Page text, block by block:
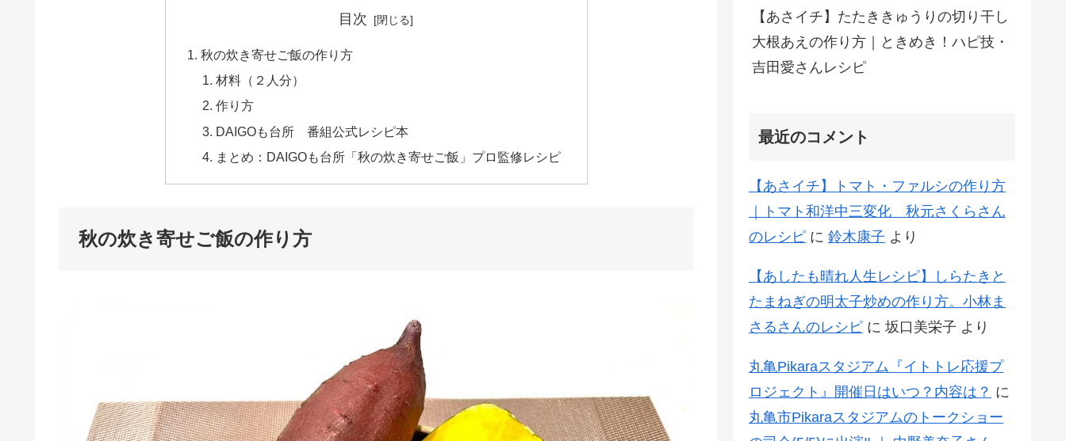
目次
秋の炊き寄せご飯の作り方
材料（２人分）
作り方
DAIGOも台所 番組公式レシピ本
まとめ：DAIGOも台所「秋の炊き寄せご飯」プロ監修レシピ
秋の炊き寄せご飯の作り方
【あさイチ】たたききゅうりの切り干し
大根あえの作り方｜ときめき！ハピ技・
吉田愛さんレシピ
最近のコメント
【あさイチ】トマト・ファルシの作り方
｜トマト和洋中三変化 秋元さくらさん
のレシピ に 鈴木康子 より
【あしたも晴れ人生レシピ】しらたきと
たまねぎの明太子炒めの作り方。小林ま
さるさんのレシピ に 坂口美栄子 より
丸亀Pikaraスタジアム『イトトレ応援プ
ロジェクト』開催日はいつ？内容は？ に
丸亀市Pikaraスタジアムのトークショー